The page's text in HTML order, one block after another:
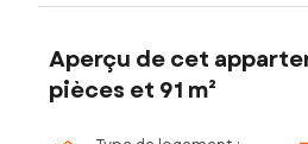
Aperçu de cet
pièces et 91 m²